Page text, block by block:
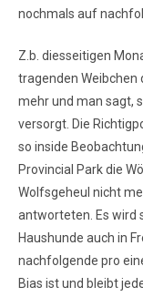
nochmals auf
Z.b. diesseitigen
tragenden Weibchen
mehr und man sagt,
versorgt. Die
so inside
Provincial Park die
Wolfsgeheul nicht
antworteten. Es wird
Haushunde auch in
nachfolgende pro
Bias ist und bleibt